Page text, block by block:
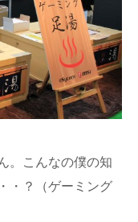
。こんなの僕の知
・？（ゲーミング